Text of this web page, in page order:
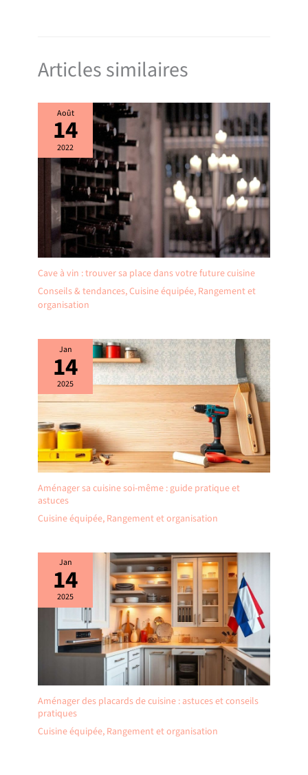
Articles similaires
Août
14
2022
Cave à vin : trouver sa place dans votre future cuisine
Conseils & tendances,Cuisine équipée, Rangement et
organisation
Jan
14
2025
Aménager sa cuisine soi-même : guide pratique et
astuces
Cuisine équipée, Rangement et organisation
Jan
14
2025
Aménager des placards de cuisine : astuces et conseils
pratiques
Cuisine équipée, Rangement et organisation